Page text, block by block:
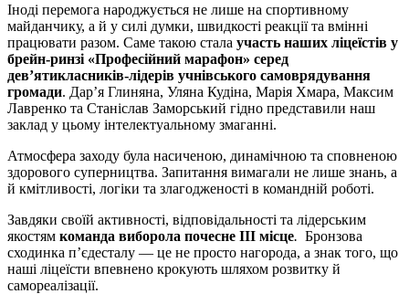
Іноді перемога народжується не лише на спортивному
майданчику, а й у силі думки, швидкості реакції та вмінні
працювати разом. Саме такою стала участь наших ліцеїстів у
брейн-ринзі «Професійний марафон» серед
дев’ятикласників-лідерів учнівського самоврядування
громади. Дар’я Глиняна, Уляна Кудіна, Марія Хмара, Максим
Лавренко та Станіслав Заморський гідно представили наш
заклад у цьому інтелектуальному змаганні.
Атмосфера заходу була насиченою, динамічною та сповненою
здорового суперництва. Запитання вимагали не лише знань, а
й кмітливості, логіки та злагодженості в командній роботі.
Завдяки своїй активності, відповідальності та лідерським
якостям команда виборола почесне ІІІ місце. Бронзова
сходинка п’єдесталу — це не просто нагорода, а знак того, що
наші ліцеїсти впевнено крокують шляхом розвитку й
самореалізації.